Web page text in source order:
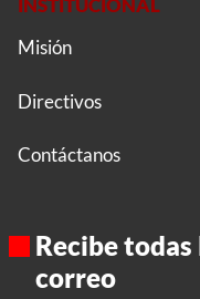
INSTITUCIONAL
Misión
Directivos
Contáctanos
Recibe
correo